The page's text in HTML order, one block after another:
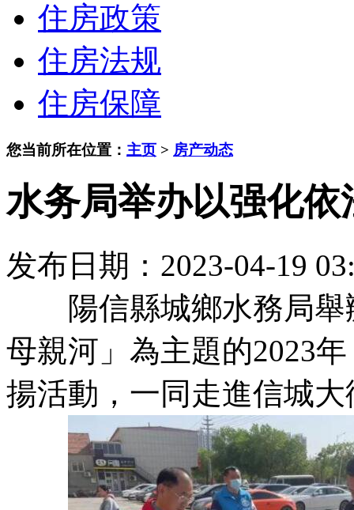
住房政策
住房法规
住房保障
您当前所在位置： 主页 > 房产动态
水务局举办以强化
发布日期：2023-04-19
陽信縣城鄉水務局舉
母親河」為主題的2023
揚活動，一同走進信城